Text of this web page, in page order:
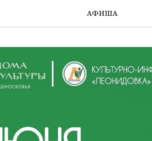
АФИША